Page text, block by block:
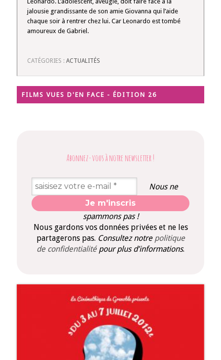
jalousie grandissante de son amie Giovanna qui l’aide
chaque soir à rentrer chez lui. Car Leonardo est tombé
amoureux de Gabriel.
CATÉGORIES : ACTUALITÉS
FILMS VUES D'EN FACE - ÉDITION 26
Abonnez-vous à notre newsletter !
Nous ne
spammons pas !
Nous gardons vos données privées et ne les
partagerons pas. Consultez notre politique
de confidentialité pour plus d’informations.